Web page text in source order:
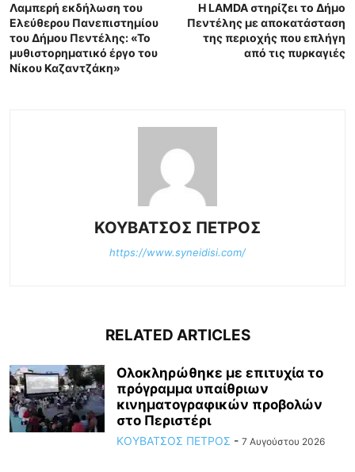
Λαμπερή εκδήλωση του
Ελεύθερου Πανεπιστημίου
του Δήμου Πεντέλης: «Το
μυθιστορηματικό έργο του
Νίκου Καζαντζάκη»
Η LAMDA στηρίζει το Δήμο
Πεντέλης με αποκατάσταση
της περιοχής που επλήγη
από τις πυρκαγιές
ΚΟΥΒΑΤΣΟΣ ΠΕΤΡΟΣ
https://www.syneidisi.com/
RELATED ARTICLES
Ολοκληρώθηκε με επιτυχία το
πρόγραμμα υπαίθριων
κινηματογραφικών προβολών
στο Περιστέρι
ΚΟΥΒΑΤΣΟΣ ΠΕΤΡΟΣ - 7 Αυγούστου 2026